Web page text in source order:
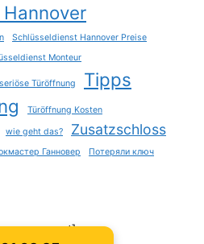
Schlüsseldienst Hannover Preise
Monteur
seriöse Türöffnung Tipps
Türöffnung Kosten
wie geht das? Zusatzschloss
Ганновер
Потеряли ключ